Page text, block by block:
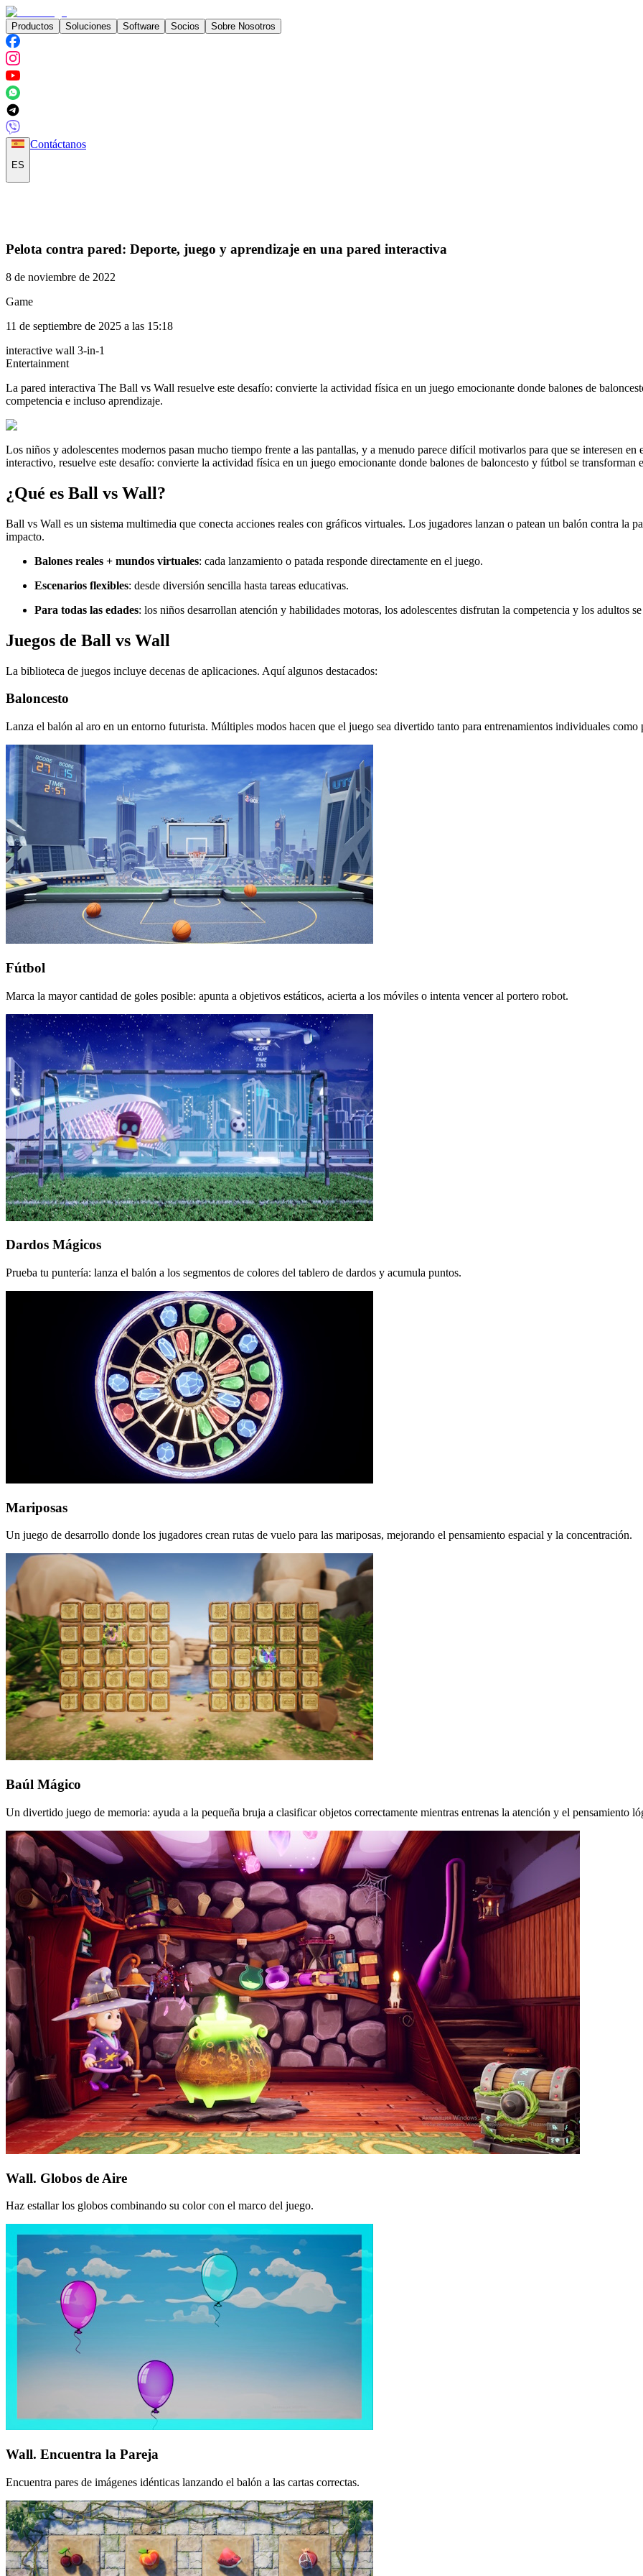
Productos Soluciones Software Socios Sobre Nosotros
ES
Contáctanos
Pelota contra pared: Deporte, juego y aprendizaje en una pared interactiva
8 de noviembre de 2022
Game
11 de septiembre de 2025 a las 15:18
interactive wall 3-in-1
Entertainment
La pared interactiva The Ball vs Wall resuelve este desafío: convierte la actividad física en un juego emocionante donde balones de
competencia e incluso aprendizaje.
Los niños y adolescentes modernos pasan mucho tiempo frente a las pantallas, y a menudo parece difícil motivarlos para que se interesen
interactivo, resuelve este desafío: convierte la actividad física en un juego emocionante donde balones de baloncesto y fútbol se
¿Qué es Ball vs Wall?
Ball vs Wall es un sistema multimedia que conecta acciones reales con gráficos virtuales. Los jugadores lanzan o patean un balón contra la
impacto.
Balones reales + mundos virtuales: cada lanzamiento o patada responde directamente en el juego.
Escenarios flexibles: desde diversión sencilla hasta tareas educativas.
Para todas las edades: los niños desarrollan atención y habilidades motoras, los adolescentes disfrutan la competencia y los adultos
Juegos de Ball vs Wall
La biblioteca de juegos incluye decenas de aplicaciones. Aquí algunos destacados:
Baloncesto
Lanza el balón al aro en un entorno futurista. Múltiples modos hacen que el juego sea divertido tanto para entrenamientos individuales como
Fútbol
Marca la mayor cantidad de goles posible: apunta a objetivos estáticos, acierta a los móviles o intenta vencer al portero robot.
Dardos Mágicos
Prueba tu puntería: lanza el balón a los segmentos de colores del tablero de dardos y acumula puntos.
Mariposas
Un juego de desarrollo donde los jugadores crean rutas de vuelo para las mariposas, mejorando el pensamiento espacial y la concentración.
Baúl Mágico
Un divertido juego de memoria: ayuda a la pequeña bruja a clasificar objetos correctamente mientras entrenas la atención y el pensamiento
Wall. Globos de Aire
Haz estallar los globos combinando su color con el marco del juego.
Wall. Encuentra la Pareja
Encuentra pares de imágenes idénticas lanzando el balón a las cartas correctas.